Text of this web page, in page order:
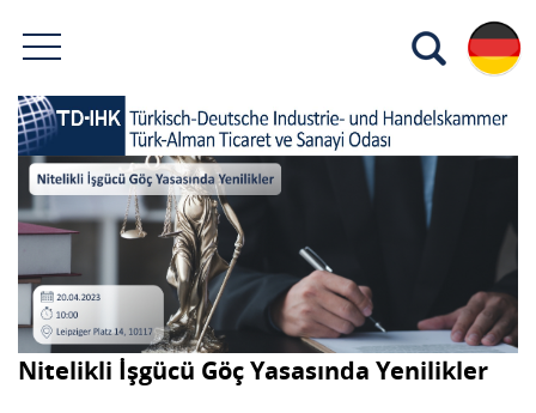
Nitelikli İşgücü Göç Yasasında Yenilikler